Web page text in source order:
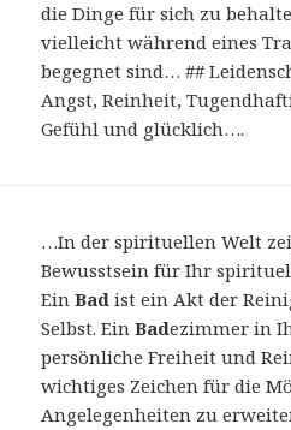
die Dinge für sich zu
vielleicht während eines
begegnet sind… ##
Angst, Reinheit,
Gefühl und glücklich….
…In der spirituellen Welt
Bewusstsein für Ihr
EinBad ist ein Akt der
Selbst. EinBadezimmer in
persönliche Freiheit und
wichtiges Zeichen für die
Angelegenheiten zu